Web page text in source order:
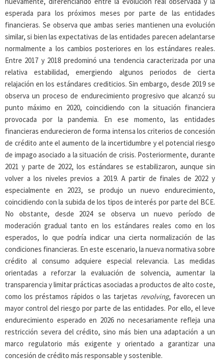
esperada para los próximos meses por parte de las entidades
financieras. Se observa que ambas series mantienen una evolución
similar, si bien las expectativas de las entidades parecen adelantarse
normalmente a los cambios posteriores en los estándares reales.
Entre 2017 y 2018 predominó una tendencia caracterizada por una
relativa estabilidad, emergiendo algunos periodos de cierta
relajación en los estándares crediticios. Sin embargo, desde 2019 se
observa un proceso de endurecimiento progresivo que alcanzó su
punto máximo en 2020, coincidiendo con la situación financiera
provocada por la pandemia. En ese momento, las entidades
financieras endurecieron de forma intensa los criterios de concesión
de crédito ante el aumento de la incertidumbre y el potencial riesgo
de impago asociado a la situación de crisis. Posteriormente, durante
2021 y parte de 2022, los estándares se estabilizaron, aunque sin
volver a los niveles previos a 2019. A partir de finales de 2022 y
especialmente en 2023, se produjo un nuevo endurecimiento,
coincidiendo con la subida de los tipos de interés por parte del BCE.
No obstante, desde 2024 se observa un nuevo período de
moderación gradual tanto en los estándares reales como en los
esperados, lo que podría indicar una cierta normalización de las
condiciones financieras. En este escenario, la nueva normativa sobre
crédito al consumo adquiere especial relevancia. Las medidas
orientadas a reforzar la evaluación de solvencia, aumentar la
transparencia y limitar prácticas asociadas a productos de alto coste,
como los préstamos rápidos o las tarjetas revolving, favorecen un
mayor control del riesgo por parte de las entidades. Por ello, el leve
endurecimiento esperado en 2026 no necesariamente refleja una
restricción severa del crédito, sino más bien una adaptación a un
marco regulatorio más exigente y orientado a garantizar una
concesión de crédito más responsable y sostenible.